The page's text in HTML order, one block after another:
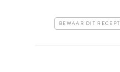
BEWAAR DIT RECEPT